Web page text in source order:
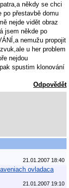
někdy se chci
po přestavbě domu
nejde vidět obraz
jsem někde po
nemužu propojit
u her problem
nejdou
spustim klonování
Odpovědět
21.01.2007 18:40
ovladaca
21.01.2007 19:10